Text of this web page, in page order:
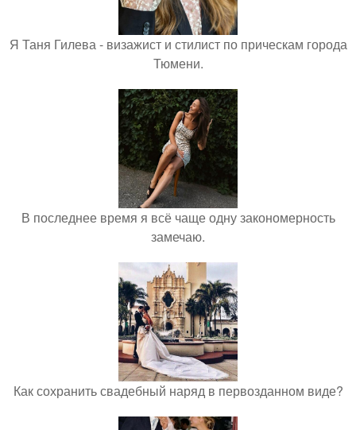
Я Таня Гилева - визажист и стилист по прическам города
Тюмени.
В последнее время я всё чаще одну закономерность
замечаю.
Как сохранить свадебный наряд в первозданном виде?